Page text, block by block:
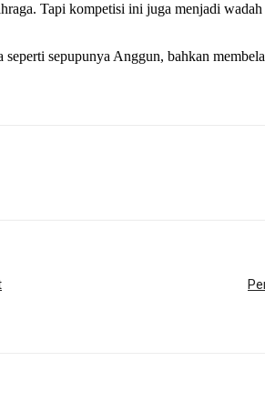
Tapi kompetisi ini juga menjadi
sepupunya Anggun, bahkan